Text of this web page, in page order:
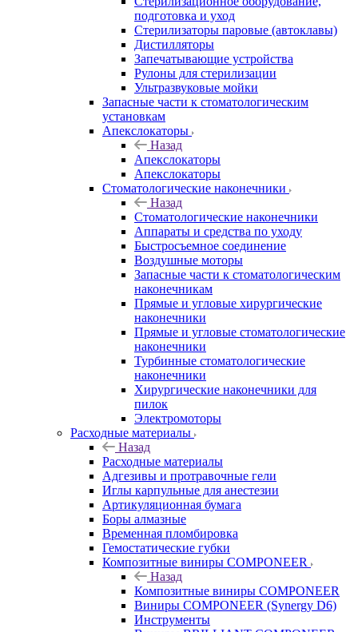
подготовка и уход
Стерилизаторы паровые (автоклавы)
Дистилляторы
Запечатывающие устройства
Рулоны для стерилизации
Ультразвуковые мойки
Запасные части к стоматологическим
установкам
Апекслокаторы
Назад
Апекслокаторы
Апекслокаторы
Стоматологические наконечники
Назад
Стоматологические наконечники
Аппараты и средства по уходу
Быстросъемное соединение
Воздушные моторы
Запасные части к стоматологическим
наконечникам
Прямые и угловые хирургические
наконечники
Прямые и угловые стоматологические
наконечники
Турбинные стоматологические
наконечники
Хирургические наконечники для
пилок
Электромоторы
Расходные материалы
Назад
Расходные материалы
Адгезивы и протравочные гели
Иглы карпульные для анестезии
Артикуляционная бумага
Боры алмазные
Временная пломбировка
Гемостатические губки
Композитные виниры COMPONEER
Назад
Композитные виниры COMPONEER
Виниры COMPONEER (Synergy D6)
Инструменты